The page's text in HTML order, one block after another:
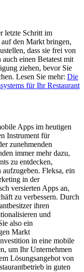
letzte Schritt im
den Markt bringen,
dass sie frei von
einen Betatest mit
ziehen, bevor Sie
Lesen Sie mehr: Die
für Ihr Restaurant
Apps im heutigen
Instrument für
zunehmenden
immer mehr dazu,
zu entdecken,
aufzugeben. Fleksa, ein
in der
versierten Apps an,
zu verbessern. Durch
ihren
und
also ein
Markt
in eine mobile
um Ihr Unternehmen
Lösungsangebot von
in guten